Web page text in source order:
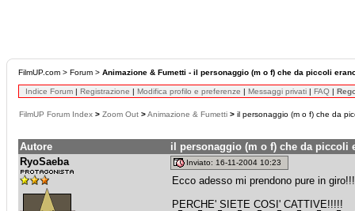
FilmUP.com > Forum > Animazione & Fumetti - il personaggio (m o f) che da piccoli
Indice Forum | Registrazione | Modifica profilo e preferenze | Messaggi privati | FAQ |
FilmUP Forum Index > Zoom Out >Animazione & Fumetti > il personaggio (m o f) che da
Autore
il personaggio (m o f) che da
RyoSaeba
Inviato: 16-11-2004 10:23
Ecco adesso mi prendono pure in
PERCHE' SIETE COSI' CATTIVE!!!!!